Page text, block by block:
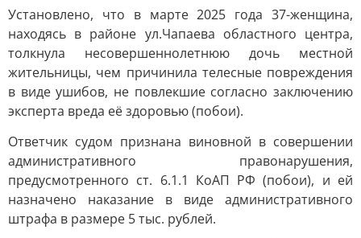
Установлено, что в марте 2025 года 37-женщина,
находясь в районе ул.Чапаева областного центра,
толкнула несовершеннолетнюю дочь местной
жительницы, чем причинила телесные повреждения
в виде ушибов, не повлекшие согласно заключению
эксперта вреда её здоровью (побои).
Ответчик судом признана виновной в совершении
административного правонарушения,
предусмотренного ст. 6.1.1 КоАП РФ (побои), и ей
назначено наказание в виде административного
штрафа в размере 5 тыс. рублей.